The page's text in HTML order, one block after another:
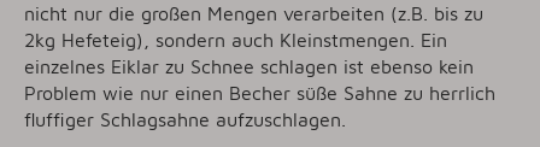
nicht nur die großen Mengen verarbeiten (z.B. bis zu
2kg Hefeteig), sondern auch Kleinstmengen. Ein
einzelnes Eiklar zu Schnee schlagen ist ebenso kein
Problem wie nur einen Becher süße Sahne zu herrlich
fluffiger Schlagsahne aufzuschlagen.